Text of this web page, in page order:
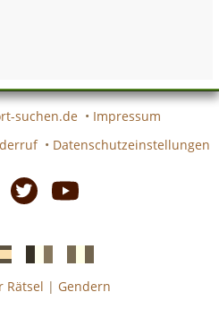
suchen.de • Impressum
• Datenschutzeinstellungen
französicheitalienische
Rätsel | Gendern